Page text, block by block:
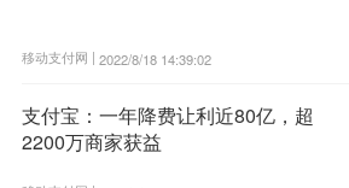
移动支付网 | 2022/8/18 14:39:02
支付宝：一年降费让利近80亿，超
2200万商家获益